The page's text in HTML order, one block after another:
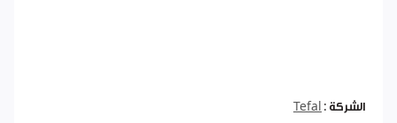
الشركة : Tefal